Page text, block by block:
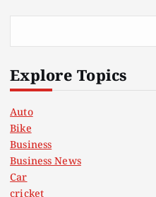
Explore Topics
Auto
Bike
Business
Business News
Car
cricket